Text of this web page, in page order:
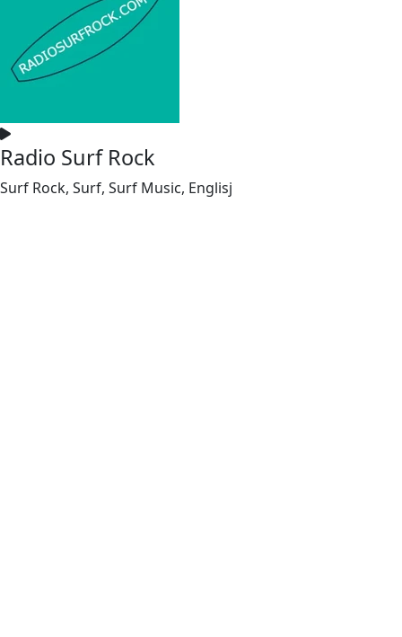
Radio Surf Rock
Surf Rock, Surf, Surf Music, Englisj